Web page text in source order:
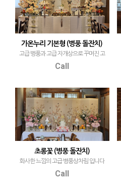
가온누리 기본형 (병풍 돌잔치)
고급 병풍과 고급 자개상으로 꾸며진 고
급 돌잔치 상차림 입니다
Call
초롱꽃 (병풍 돌잔치)
화사한 느낌의 고급 병풍상차림 입니다
Call